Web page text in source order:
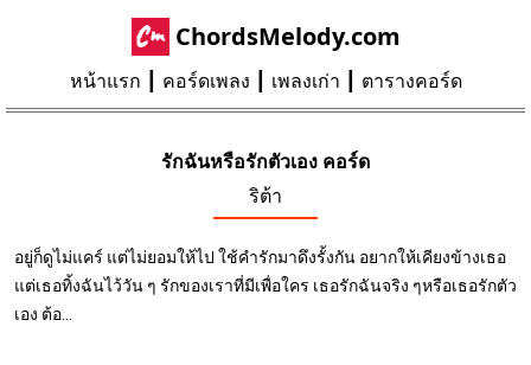
ChordsMelody.com
หน้าแรก คอร์ดเพลง เพลงเก่า ตารางคอร์ด
รักฉันหรือรักตัวเอง คอร์ด
ริต้า
อยู่ก็ดูไม่แคร์ แต่ไม่ยอมให้ไป ใช้คำรักมาดึงรั้งกัน อยากให้เคียงข้างเธอ
แต่เธอทิ้งฉันไว้วัน ๆ รักของเราที่มีเพื่อใคร เธอรักฉันจริง ๆหรือเธอรักตัว
เอง ต้อ...